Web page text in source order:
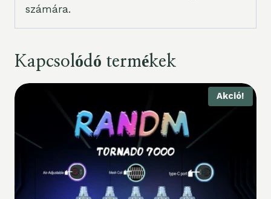
számára.
Kapcsolódó termékek
Akció!